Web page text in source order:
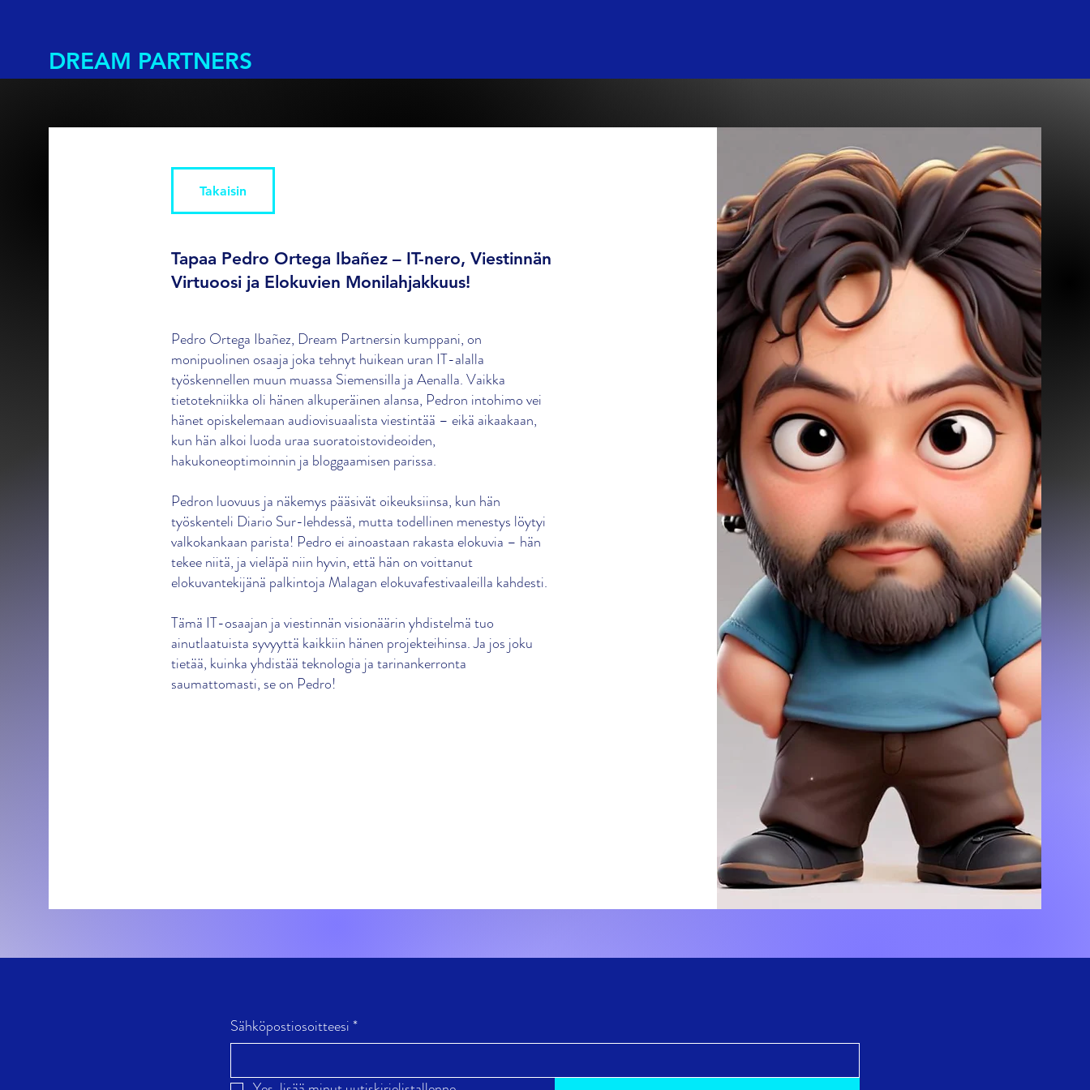
DREAM PARTNERS
Takaisin
Tapaa Pedro Ortega Ibañez – IT-nero, Viestinnän
Virtuoosi ja Elokuvien Monilahjakkuus!
Pedro Ortega Ibañez, Dream Partnersin kumppani, on
monipuolinen osaaja joka tehnyt huikean uran IT-alalla
työskennellen muun muassa Siemensilla ja Aenalla. Vaikka
tietotekniikka oli hänen alkuperäinen alansa, Pedron intohimo vei
hänet opiskelemaan audiovisuaalista viestintää – eikä aikaakaan,
kun hän alkoi luoda uraa suoratoistovideoiden,
hakukoneoptimoinnin ja bloggaamisen parissa.
Pedron luovuus ja näkemys pääsivät oikeuksiinsa, kun hän
työskenteli Diario Sur-lehdessä, mutta todellinen menestys löytyi
valkokankaan parista! Pedro ei ainoastaan rakasta elokuvia – hän
tekee niitä, ja vieläpä niin hyvin, että hän on voittanut
elokuvantekijänä palkintoja Malagan elokuvafestivaaleilla kahdesti.
Tämä IT-osaajan ja viestinnän visionäärin yhdistelmä tuo
ainutlaatuista syvyyttä kaikkiin hänen projekteihinsa. Ja jos joku
tietää, kuinka yhdistää teknologia ja tarinankerronta
saumattomasti, se on Pedro!
Sähköpostiosoitteesi*